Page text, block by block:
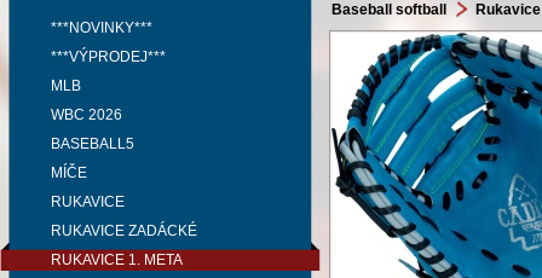
***NOVINKY***
***VÝPRODEJ***
MLB
WBC 2026
BASEBALL5
MÍČE
RUKAVICE
RUKAVICE ZADÁCKÉ
RUKAVICE 1. META
Baseball softball